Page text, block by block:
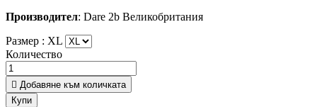
Производител: Dare 2b Великобритания
Размер : XL
Количество
 Добавяне към количката
Купи